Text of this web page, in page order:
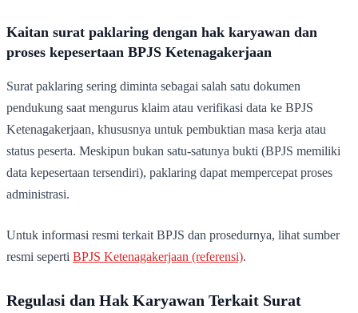
Kaitan surat paklaring dengan hak karyawan dan
proses kepesertaan BPJS Ketenagakerjaan
Surat paklaring sering diminta sebagai salah satu dokumen
pendukung saat mengurus klaim atau verifikasi data ke BPJS
Ketenagakerjaan, khususnya untuk pembuktian masa kerja atau
status peserta. Meskipun bukan satu-satunya bukti (BPJS memiliki
data kepesertaan tersendiri), paklaring dapat mempercepat proses
administrasi.
Untuk informasi resmi terkait BPJS dan prosedurnya, lihat sumber
resmi seperti BPJS Ketenagakerjaan (referensi).
Regulasi dan Hak Karyawan Terkait Surat